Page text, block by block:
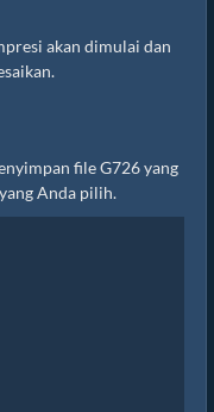
akan dimulai dan
file G726 yang
Anda pilih.